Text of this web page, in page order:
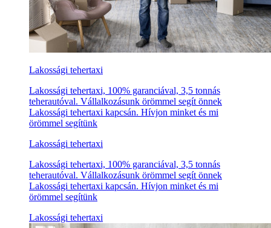
Lakossági tehertaxi
Lakossági tehertaxi, 100% garanciával, 3,5 tonnás
teherautóval. Vállalkozásunk örömmel segít önnek
Lakossági tehertaxi kapcsán. Hívjon minket és mi
örömmel segítünk
Lakossági tehertaxi
Lakossági tehertaxi, 100% garanciával, 3,5 tonnás
teherautóval. Vállalkozásunk örömmel segít önnek
Lakossági tehertaxi kapcsán. Hívjon minket és mi
örömmel segítünk
Lakossági tehertaxi